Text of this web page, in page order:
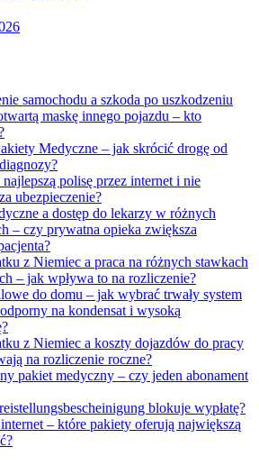
samochodu a szkoda po uszkodzeniu
maskę innego pojazdu – kto
Medyczne – jak skrócić drogę od
polisę przez internet i nie
ubezpieczenie?
a dostęp do lekarzy w różnych
– czy prywatna opieka zwiększa
z Niemiec a praca na różnych stawkach
– jak wpływa to na rozliczenie?
do domu – jak wybrać trwały system
na kondensat i wysoką
z Niemiec a koszty dojazdów do pracy
na rozliczenie roczne?
pakiet medyczny – czy jeden abonament
blokuje wypłatę?
– które pakiety oferują największą